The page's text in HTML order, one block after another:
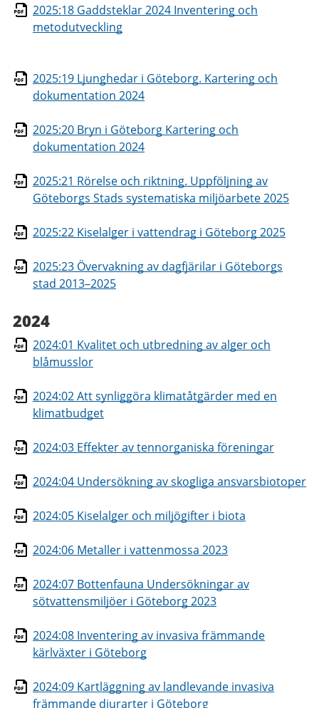
2025:18 Gaddsteklar 2024 Inventering och
metodutveckling
2025:19 Ljunghedar i Göteborg. Kartering och
dokumentation 2024
2025:20 Bryn i Göteborg Kartering och
dokumentation 2024
2025:21 Rörelse och riktning. Uppföljning av
Göteborgs Stads systematiska miljöarbete 2025
2025:22 Kiselalger i vattendrag i Göteborg 2025
2025:23 Övervakning av dagfjärilar i Göteborgs
stad 2013–2025
2024
2024:01 Kvalitet och utbredning av alger och
blåmusslor
2024:02 Att synliggöra klimatåtgärder med en
klimatbudget
2024:03 Effekter av tennorganiska föreningar
2024:04 Undersökning av skogliga ansvarsbiotoper
2024:05 Kiselalger och miljögifter i biota
2024:06 Metaller i vattenmossa 2023
2024:07 Bottenfauna Undersökningar av
sötvattensmiljöer i Göteborg 2023
2024:08 Inventering av invasiva främmande
kärlväxter i Göteborg
2024:09 Kartläggning av landlevande invasiva
främmande djurarter i Göteborg